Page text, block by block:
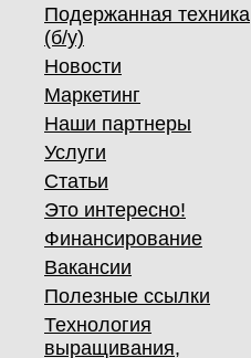
Подержанная техника
(б/у)
Новости
Маркетинг
Наши партнеры
Услуги
Статьи
Это интересно!
Финансирование
Вакансии
Полезные ссылки
Технология
выращивания,